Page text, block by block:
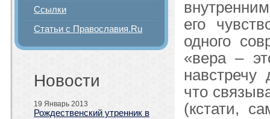
Ссылки
Статьи с Православия.Ru
Новости
19 Январь 2013
Рождественский утренник в
его
одного
«вера –
навстречу
что
(кстати,